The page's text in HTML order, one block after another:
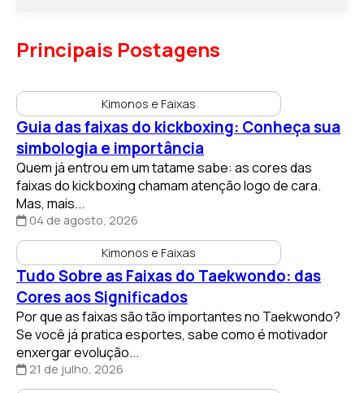
Principais Postagens
Kimonos e Faixas
Guia das faixas do kickboxing: Conheça sua
simbologia e importância
Quem já entrou em um tatame sabe: as cores das
faixas do kickboxing chamam atenção logo de cara.
Mas, mais...
04 de agosto, 2026
Kimonos e Faixas
Tudo Sobre as Faixas do Taekwondo: das
Cores aos Significados
Por que as faixas são tão importantes no Taekwondo?
Se você já pratica esportes, sabe como é motivador
enxergar evolução...
21 de julho, 2026